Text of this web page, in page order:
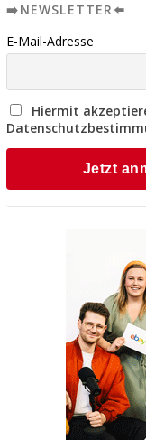
➡️NEWSLETTER⬅️
E-Mail-Adresse
Hiermit